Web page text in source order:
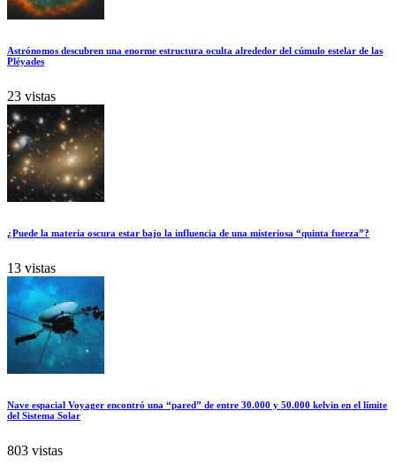
Astrónomos descubren una enorme estructura oculta alrededor del cúmulo estelar de las
Pléyades
23 vistas
¿Puede la materia oscura estar bajo la influencia de una misteriosa “quinta fuerza”?
13 vistas
Nave espacial Voyager encontró una “pared” de entre 30.000 y 50.000 kelvin en el límite
del Sistema Solar
803 vistas